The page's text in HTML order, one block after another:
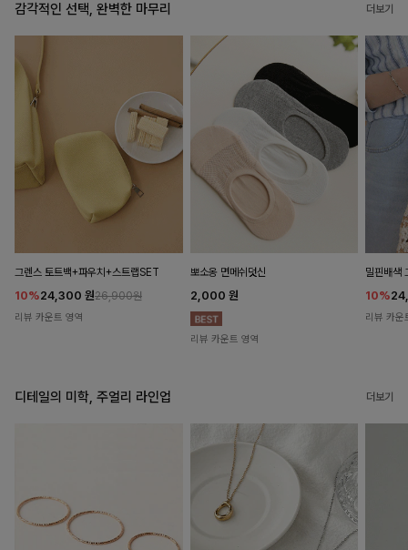
감각적인 선택, 완벽한 마무리 더보기
그렌스 토트백+파우치+스트랩SET
10%24,300 원26,900원
리뷰 카운트 영역
뽀소옹 면메쉬덧신
2,000 원
리뷰 카운트 영역
밀핀배색
10%
리뷰 카운
디테일의 미학, 주얼리 라인업 더보기